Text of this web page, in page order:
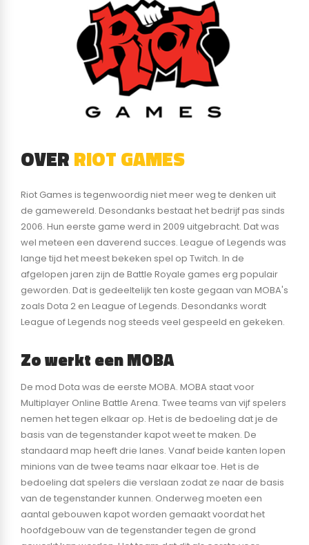
OVERRIOT GAMES
Riot Games is tegenwoordig niet meer weg te denken uit
de gamewereld. Desondanks bestaat het bedrijf pas sinds
2006. Hun eerste game werd in 2009 uitgebracht. Dat was
wel meteen een daverend succes. League of Legends was
lange tijd het meest bekeken spel op Twitch. In de
afgelopen jaren zijn de Battle Royale games erg populair
geworden. Dat is gedeeltelijk ten koste gegaan van MOBA's
zoals Dota 2 en League of Legends. Desondanks wordt
League of Legends nog steeds veel gespeeld en gekeken.
Zo werkt een MOBA
De mod Dota was de eerste MOBA. MOBA staat voor
Multiplayer Online Battle Arena. Twee teams van vijf spelers
nemen het tegen elkaar op. Het is de bedoeling dat je de
basis van de tegenstander kapot weet te maken. De
standaard map heeft drie lanes. Vanaf beide kanten lopen
minions van de twee teams naar elkaar toe. Het is de
bedoeling dat spelers die verslaan zodat ze naar de basis
van de tegenstander kunnen. Onderweg moeten een
aantal gebouwen kapot worden gemaakt voordat het
hoofdgebouw van de tegenstander tegen de grond